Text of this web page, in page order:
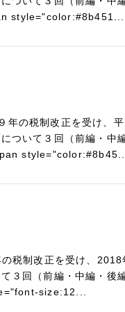
style="color:#8b451...
の税制改正を受け、
いて３回（前編・中
style="color:#8b45...
税制改正を受け、2018
回（前編・中編・後
size:12...